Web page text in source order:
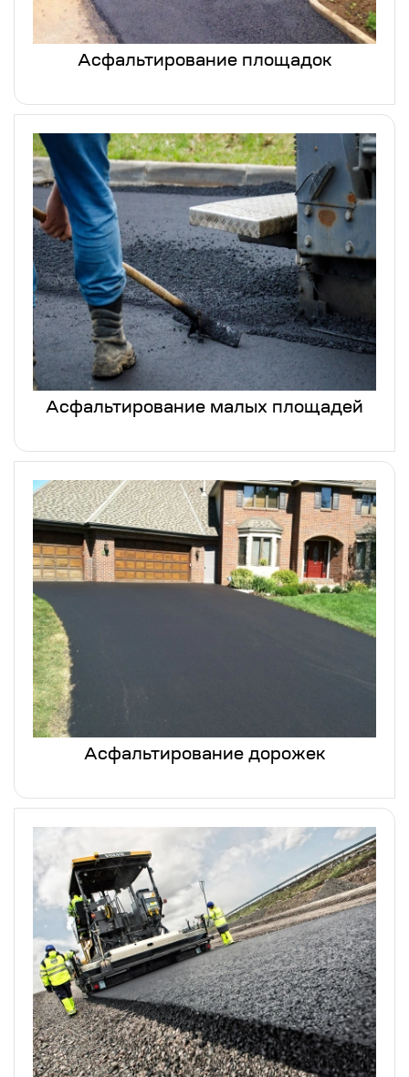
Асфальтирование площадок
Асфальтирование малых площадей
Асфальтирование дорожек